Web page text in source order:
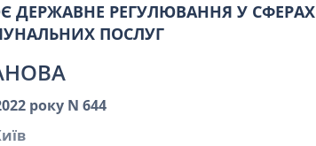
ДЕРЖАВНЕ РЕГУЛЮВАННЯ У СФЕРАХ
ПОСЛУГ
року N 644